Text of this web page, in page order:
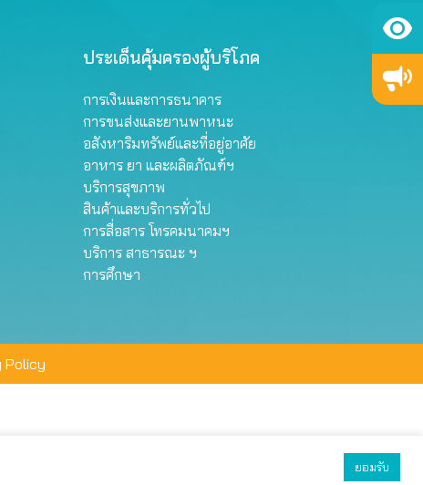
ประเด็นคุ้มครองผู้บริโภค
การเงินและการธนาคาร
การขนส่งและยานพาหนะ
อสังหาริมทรัพย์และที่อยู่อาศัย
อาหาร ยา และผลิตภัณฑ์ฯ
บริการสุขภาพ
สินค้าและบริการทั่วไป
การสื่อสาร โทรคมนาคมฯ
บริการ สาธารณะ ฯ
การศึกษา
Policy
ยอมรับ